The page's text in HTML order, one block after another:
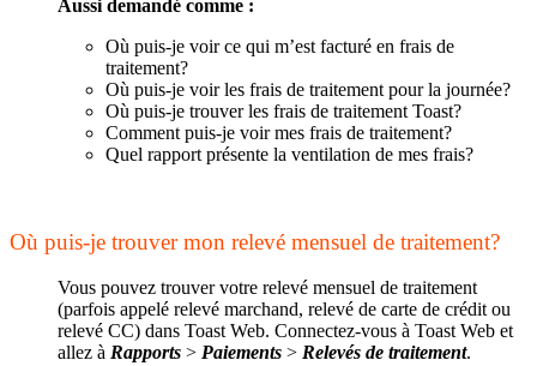
Aussi demandé comme :
Où puis-je voir ce qui m’est facturé en frais de
traitement?
Où puis-je voir les frais de traitement pour la journée?
Où puis-je trouver les frais de traitement Toast?
Comment puis-je voir mes frais de traitement?
Quel rapport présente la ventilation de mes frais?
Où puis-je trouver mon relevé mensuel de traitement?
Vous pouvez trouver votre relevé mensuel de traitement
(parfois appelé relevé marchand, relevé de carte de crédit ou
relevé CC) dans Toast Web. Connectez-vous à Toast Web et
allez à Rapports > Paiements > Relevés de traitement.